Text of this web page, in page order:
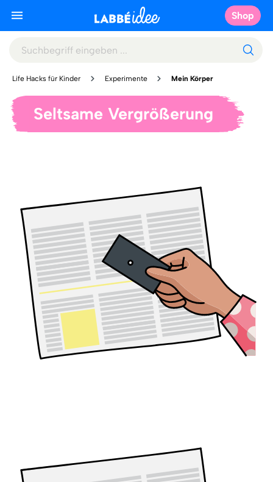
Shop
Life Hacks für Kinder Experimente Mein Körper
Seltsame Vergrößerung